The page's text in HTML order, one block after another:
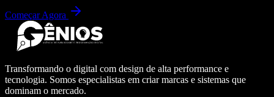
Começar Agora
Transformando o digital com design de alta performance e
tecnologia. Somos especialistas em criar marcas e sistemas que
dominam o mercado.